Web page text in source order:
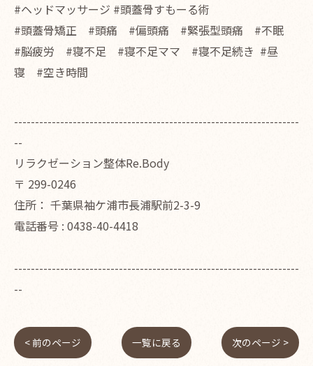
#ヘッドマッサージ #頭蓋骨すもーる術
#頭蓋骨矯正 #頭痛 #偏頭痛 #緊張型頭痛 #不眠
#脳疲労 #寝不足 #寝不足ママ #寝不足続き #昼
寝 #空き時間
--------------------------------------------------------------------
--
リラクゼーション整体Re.Body
〒 299-0246
住所： 千葉県袖ケ浦市長浦駅前2-3-9
電話番号 : 0438-40-4418
--------------------------------------------------------------------
--
< 前のページ 一覧に戻る 次のページ >